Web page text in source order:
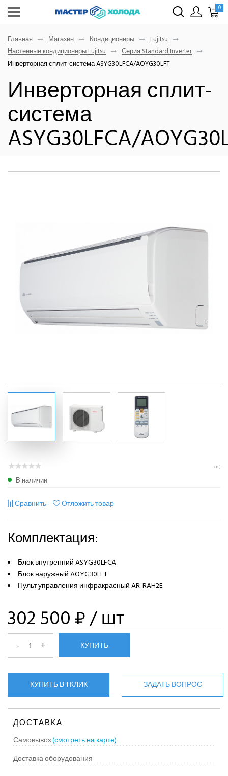
0
Главная Магазин Кондиционеры
Fujitsu
Настенные кондиционеры Fujitsu
Серия Standard Inverter
Инверторная сплит-система ASYG30LFCA/AOYG30LFT
Инверторная сплит-
система
ASYG30LFCA/
( 0 )
В наличии
Сравнить Отложить товар
Комплектация:
Блок внутренний ASYG30LFCA
Блок наружный AOYG30LFT
Пульт управления инфракрасный AR-RAH2E
302 500 ₽/ шт
- + КУПИТЬ
КУПИТЬ В 1 КЛИК ЗАДАТЬ ВОПРОС
ДОСТАВКА
Самовывоз(смотреть на карте)
Доставка оборудования